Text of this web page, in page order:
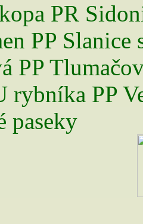
PR
PP Slanice
PP
rybníka PP
paseky